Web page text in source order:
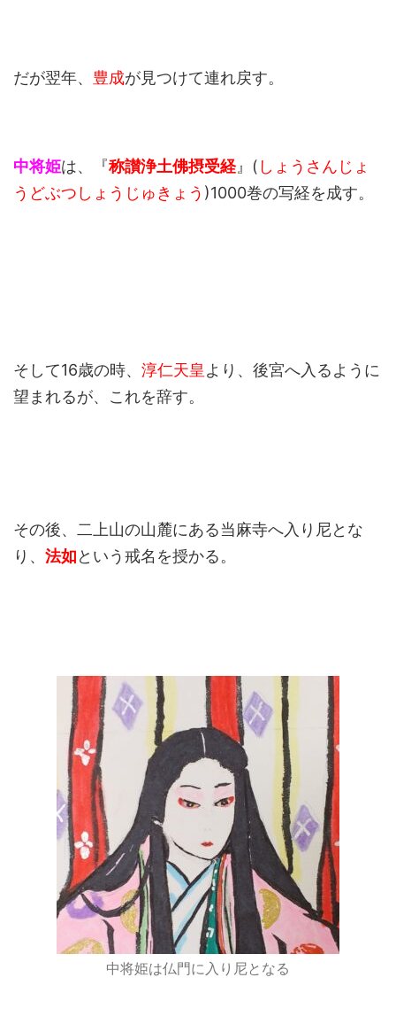
だが翌年、 豊成が見つけて連れ戻す。
中将姫は、『称讃浄土佛摂受経』( しょうさんじょ
うどぶつしょうじゅきょう )1000巻の写経を成す。
そして16歳の時、 淳仁天皇より、後宮へ入るように
望まれるが、これを辞す。
その後、二上山の山麓にある当麻寺へ入り尼とな
り、 法如という戒名を授かる。
中将姫は仏門に入り尼となる